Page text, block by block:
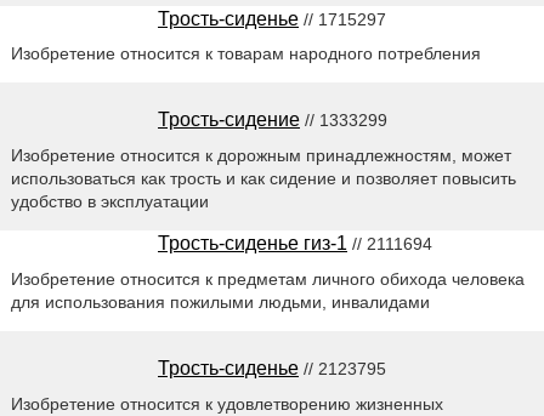
Трость-сиденье // 1715297
Изобретение относится к товарам народного потребления
Трость-сидение // 1333299
Изобретение относится к дорожным принадлежностям, может
использоваться как трость и как сидение и позволяет повысить
удобство в эксплуатации
Трость-сиденье гиз-1 // 2111694
Изобретение относится к предметам личного обихода человека
для использования пожилыми людьми, инвалидами
Трость-сиденье // 2123795
Изобретение относится к удовлетворению жизненных